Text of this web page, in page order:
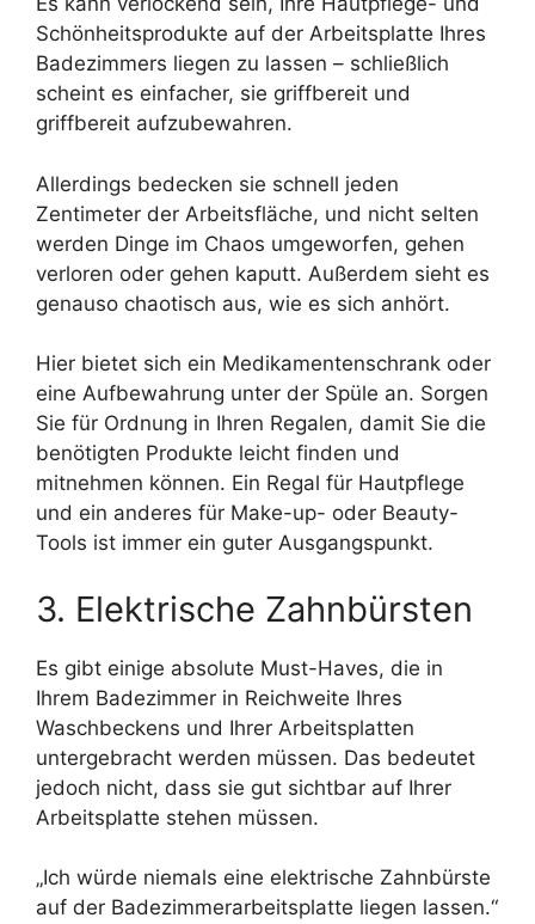
Schönheitsprodukte auf der Arbeitsplatte Ihres
Badezimmers liegen zu lassen – schließlich
scheint es einfacher, sie griffbereit und
griffbereit aufzubewahren.
Allerdings bedecken sie schnell jeden
Zentimeter der Arbeitsfläche, und nicht selten
werden Dinge im Chaos umgeworfen, gehen
verloren oder gehen kaputt. Außerdem sieht es
genauso chaotisch aus, wie es sich anhört.
Hier bietet sich ein Medikamentenschrank oder
eine Aufbewahrung unter der Spüle an. Sorgen
Sie für Ordnung in Ihren Regalen, damit Sie die
benötigten Produkte leicht finden und
mitnehmen können. Ein Regal für Hautpflege
und ein anderes für Make-up- oder Beauty-
Tools ist immer ein guter Ausgangspunkt.
3. Elektrische Zahnbürsten
Es gibt einige absolute Must-Haves, die in
Ihrem Badezimmer in Reichweite Ihres
Waschbeckens und Ihrer Arbeitsplatten
untergebracht werden müssen. Das bedeutet
jedoch nicht, dass sie gut sichtbar auf Ihrer
Arbeitsplatte stehen müssen.
„Ich würde niemals eine elektrische Zahnbürste
auf der Badezimmerarbeitsplatte liegen lassen.“